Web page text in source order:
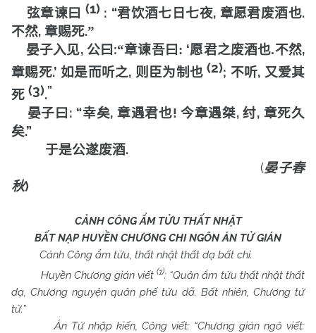
弦章谏曰 (1) : “君饮酒七日七夜, 章愿君废酒也.
不然, 章赐死.”
晏子入见, 公曰 :“章谏吾曰 : ‘愿君之废酒也.不然,
章赐死.’如是而听之, 则臣为制也 (2); 不听, 又爱其
死 (3).”
晏子曰 : “幸矣, 章遇君也!今章遇桀,纣, 章死久
矣.”
于是公遂废酒.
(晏子春
秋)
CẢNH CÔNG ẨM TỬU THẤT NHẬT
BẤT NẠP HUYỀN CHƯƠNG CHI NGÔN ÁN TỬ GIÁN
Cảnh Công ẩm tửu, thất nhật thất dạ bất chỉ.
Huyền Chương gián viết(1): “Quân ẩm tửu thất nhật thất
dạ, Chương nguyện quân phế tửu dã. Bất nhiên, Chương tứ
tử.”
Án Tử nhập kiến, Công viết: “Chương gián ngô viết: